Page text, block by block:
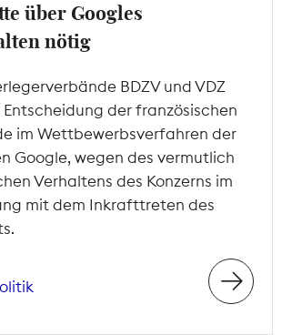
über Googles
nötig
BDZV und VDZ
der französischen
im Wettbewerbsverfahren der
Google, wegen des vermutlich
Verhaltens des Konzerns im
mit dem Inkrafttreten des